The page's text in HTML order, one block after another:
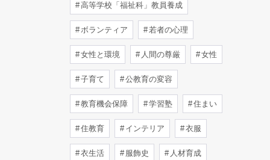
高等学校「福祉科」教員養成
ボランティア 若者の心理
女性と環境 人間の尊厳 女性
子育て 公教育の変容
教育機会保障 学習塾 住まい
住教育 インテリア 衣服
衣生活 服飾史 人材育成